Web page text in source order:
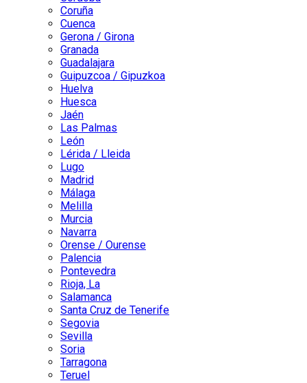
Coruña
Cuenca
Gerona / Girona
Granada
Guadalajara
Guipuzcoa / Gipuzkoa
Huelva
Huesca
Jaén
Las Palmas
León
Lérida / Lleida
Lugo
Madrid
Málaga
Melilla
Murcia
Navarra
Orense / Ourense
Palencia
Pontevedra
Rioja, La
Salamanca
Santa Cruz de Tenerife
Segovia
Sevilla
Soria
Tarragona
Teruel